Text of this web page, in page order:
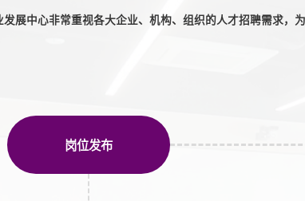
发展中心非常重视各大企业、机构、组织的人才招聘需求，
岗位发布